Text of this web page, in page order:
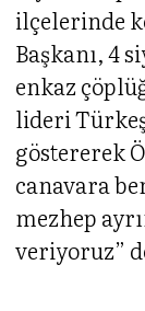
ilçelerinde
Başkanı, 4
enkaz
lideri
göstererek
canavara
mezhep
veriyoruz”